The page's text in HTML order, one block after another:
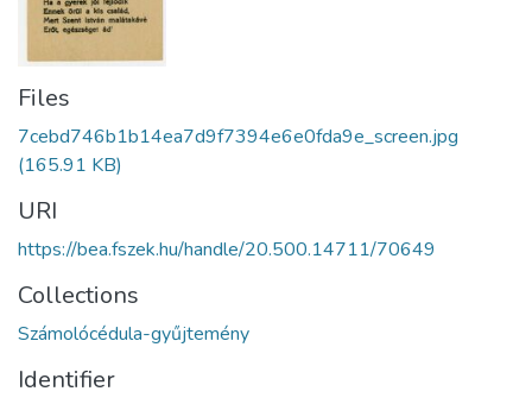
Files
7cebd746b1b14ea7d9f7394e6e0fda9e_screen.jpg
(165.91 KB)
URI
https://bea.fszek.hu/handle/20.500.14711/70649
Collections
Számolócédula-gyűjtemény
Identifier